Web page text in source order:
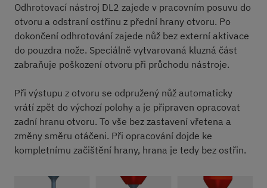
Odhrotovací nástroj DL2 zajede v pracovním posuvu do
otvoru a odstraní ostřinu z přední hrany otvoru. Po
dokončení odhrotování zajede nůž bez externí aktivace
do pouzdra nože. Speciálně vytvarovaná kluzná část
zabraňuje poškození otvoru při průchodu nástroje.
Při výstupu z otvoru se odpružený nůž automaticky
vrátí zpět do výchozí polohy a je připraven opracovat
zadní hranu otvoru. To vše bez zastavení vřetena a
změny směru otáčeni. Při opracování dojde ke
kompletnímu začištění hrany, hrana je tedy bez ostřin.